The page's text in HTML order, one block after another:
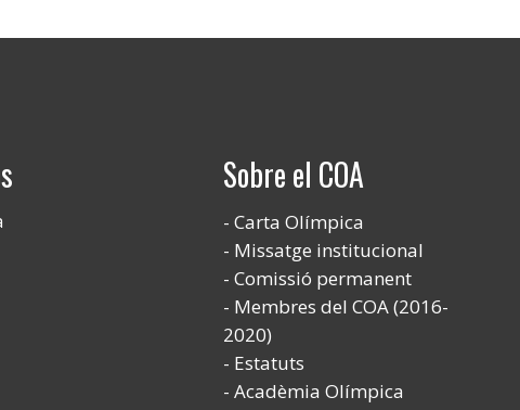
Sobre el COA
Carta Olímpica
Missatge institucional
Comissió permanent
Membres del COA (2016-
2020)
Estatuts
Acadèmia Olímpica